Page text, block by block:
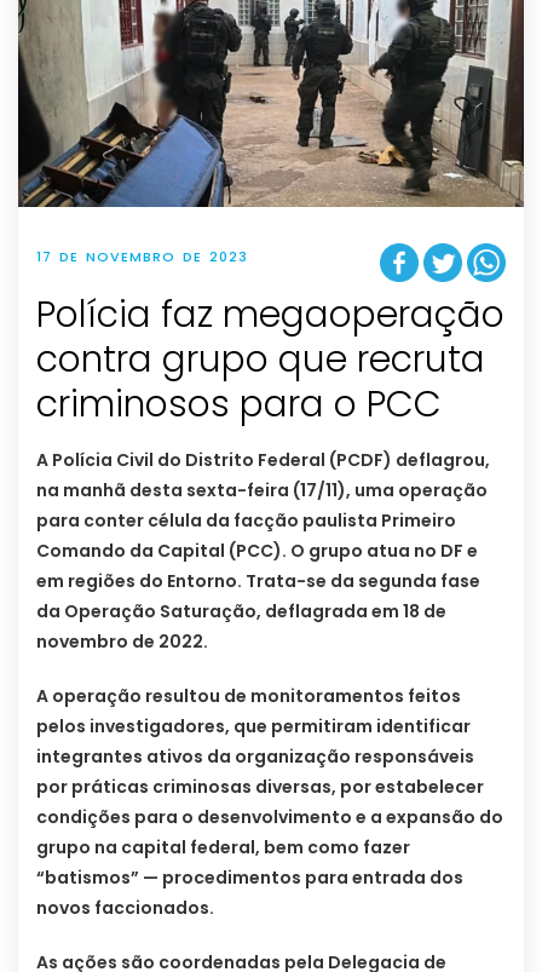
17 DE NOVEMBRO DE 2023
Polícia faz megaoperação
contra grupo que recruta
criminosos para o PCC
A Polícia Civil do Distrito Federal (PCDF) deflagrou,
na manhã desta sexta-feira (17/11), uma operação
para conter célula da facção paulista Primeiro
Comando da Capital (PCC). O grupo atua no DF e
em regiões do Entorno. Trata-se da segunda fase
da Operação Saturação, deflagrada em 18 de
novembro de 2022.
A operação resultou de monitoramentos feitos
pelos investigadores, que permitiram identificar
integrantes ativos da organização responsáveis
por práticas criminosas diversas, por estabelecer
condições para o desenvolvimento e a expansão do
grupo na capital federal, bem como fazer
“batismos” — procedimentos para entrada dos
novos faccionados.
As ações são coordenadas pela Delegacia de